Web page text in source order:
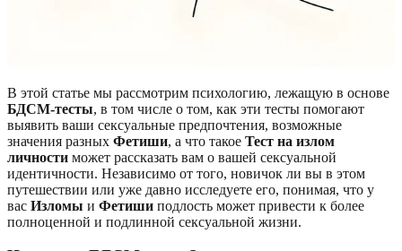
В этой статье мы рассмотрим психологию, лежащую в основе
БДСМ-тесты, в том числе о том, как эти тесты помогают
выявить ваши сексуальные предпочтения, возможные
значения разных Фетиши, а что такое Тест на излом
личности может рассказать вам о вашей сексуальной
идентичности. Независимо от того, новичок ли вы в этом
путешествии или уже давно исследуете его, понимая, что у
вас Изломы и Фетиши подлость может привести к более
полноценной и подлинной сексуальной жизни.